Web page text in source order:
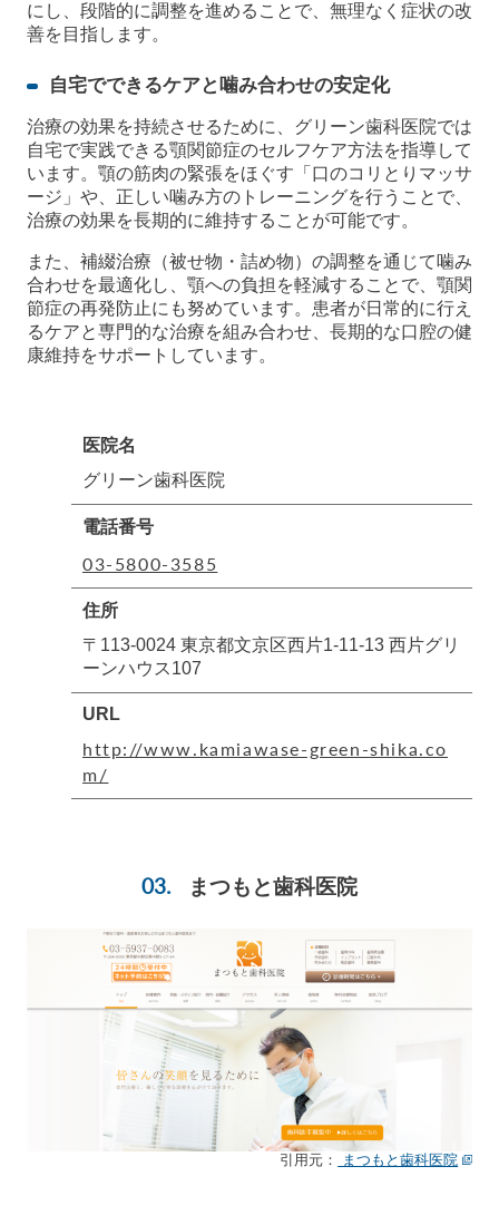
にし、段階的に調整を進めることで、無理なく症状の改
善を目指します。
自宅でできるケアと噛み合わせの安定化
治療の効果を持続させるために、グリーン歯科医院では
自宅で実践できる顎関節症のセルフケア方法を指導して
います。顎の筋肉の緊張をほぐす「口のコリとりマッサ
ージ」や、正しい噛み方のトレーニングを行うことで、
治療の効果を長期的に維持することが可能です。
また、補綴治療（被せ物・詰め物）の調整を通じて噛み
合わせを最適化し、顎への負担を軽減することで、顎関
節症の再発防止にも努めています。患者が日常的に行え
るケアと専門的な治療を組み合わせ、長期的な口腔の健
康維持をサポートしています。
医院名
グリーン歯科医院
電話番号
03-5800-3585
住所
〒113-0024 東京都文京区西片1-11-13 西片グリ
ーンハウス107
URL
http://www.kamiawase-green-shika.co
m/
まつもと歯科医院
引用元： まつもと歯科医院